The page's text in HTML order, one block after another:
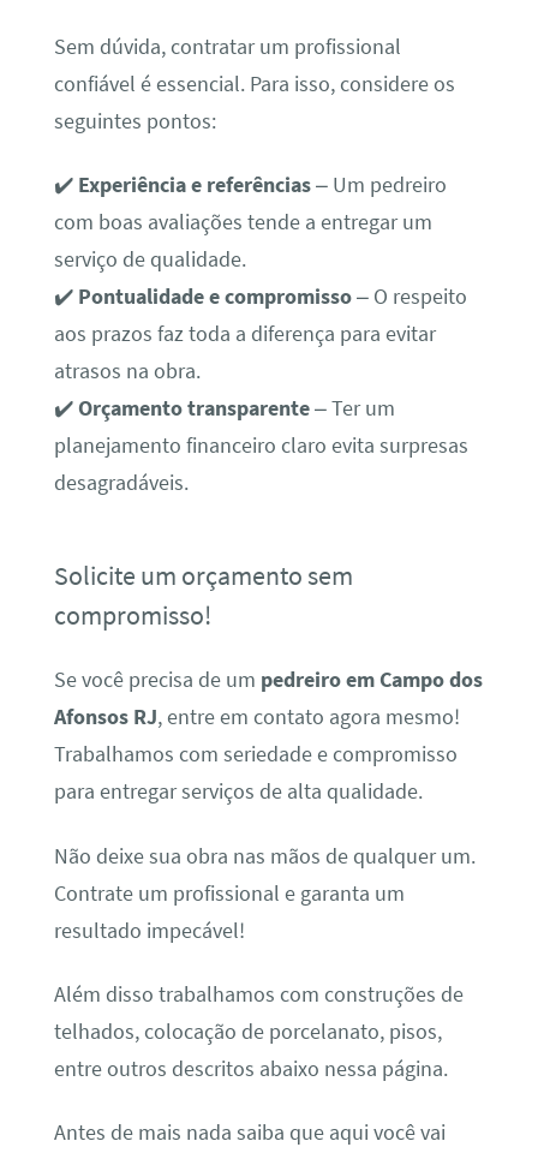
Sem dúvida, contratar um profissional
confiável é essencial. Para isso, considere os
seguintes pontos:
✔️ Experiência e referências– Um pedreiro
com boas avaliações tende a entregar um
serviço de qualidade.
✔️ Pontualidade e compromisso– O respeito
aos prazos faz toda a diferença para evitar
atrasos na obra.
✔️Orçamento transparente– Ter um
planejamento financeiro claro evita surpresas
desagradáveis.
Solicite um orçamento sem
compromisso!
Se você precisa de um pedreiro em Campo dos
Afonsos RJ, entre em contato agora mesmo!
Trabalhamos com seriedade e compromisso
para entregar serviços de alta qualidade.
Não deixe sua obra nas mãos de qualquer um.
Contrate um profissional e garanta um
resultado impecável!
Além disso trabalhamos com construções de
telhados, colocação de porcelanato, pisos,
entre outros descritos abaixo nessa página.
Antes de mais nada saiba que aqui você vai